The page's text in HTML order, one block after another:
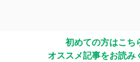
初めての方はこち
オススメ記事をお読み